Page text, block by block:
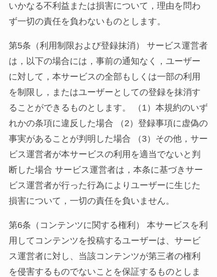
いかなる不利益または損害について，理由を問わ
ず一切の責任を負わないものとします。
第5条（利用制限および登録抹消） サービス運営者
は，以下の場合には，事前の通知なく，ユーザー
に対して，本サービスの全部もしくは一部の利用
を制限し，またはユーザーとしての登録を抹消す
ることができるものとします。 （1）本規約のいず
れかの条項に違反した場合 （2）登録事項に虚偽の
事実があることが判明した場合 （3）その他，サー
ビス運営者が本サービスの利用を適当でないと判
断した場合 サービス運営者は，本条に基づきサー
ビス運営者が行った行為によりユーザーに生じた
損害について，一切の責任を負いません。
第6条（コンテンツに関する権利） 本サービスを利
用してコンテンツを投稿するユーザーは、サービ
ス運営者に対し、当該コンテンツが第三者の権利
を侵害するものでないことを保証するものとしま